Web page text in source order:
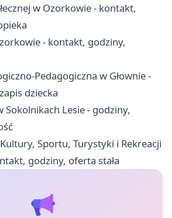
w Ozorkowie - kontakt,
- kontakt, godziny,
Pedagogiczna w Głownie -
dziecka
Sokolnikach Lesie - godziny,
Sportu, Turystyki i Rekreacji
godziny, oferta stała